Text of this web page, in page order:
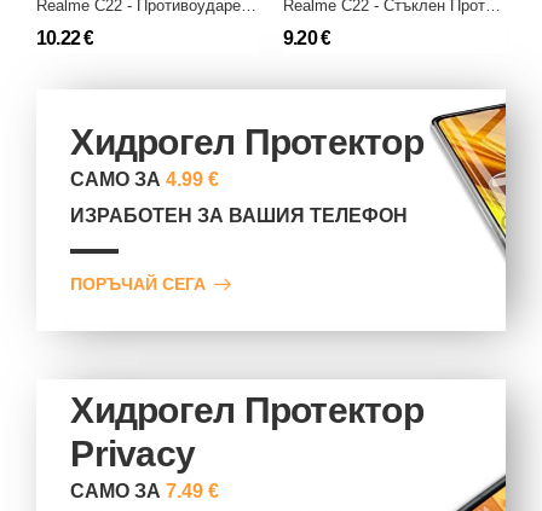
10.22 € 9.20 €
Хидрогел Протектор
САМО ЗА4.99 €
ИЗРАБОТЕН ЗА ВАШИЯ ТЕЛЕФОН
ПОРЪЧАЙ СЕГА
Хидрогел Протектор
Privacy
САМО ЗА7.49 €